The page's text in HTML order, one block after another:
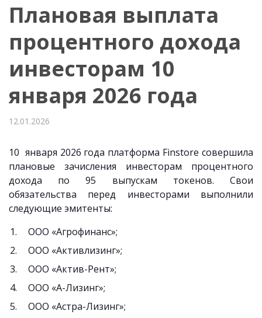
Плановая выплата
процентного дохода
инвесторам 10
января 2026 года
12.01.2026
10 января 2026 года платформа Finstore совершила
плановые зачисления инвесторам процентного
дохода по 95 выпускам токенов. Свои
обязательства перед инвесторами выполнили
следующие эмитенты:
ООО «Агрофинанс»;
ООО «Активлизинг»;
ООО «Актив-Рент»;
ООО «А-Лизинг»;
ООО «Астра-Лизинг»;